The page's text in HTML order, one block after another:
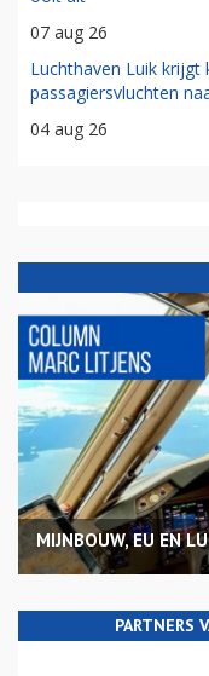
07 aug 26
Luchthaven Luik
passagiersvluchten
04 aug 26
MIJNBOUW, EU EN
PARTNERS